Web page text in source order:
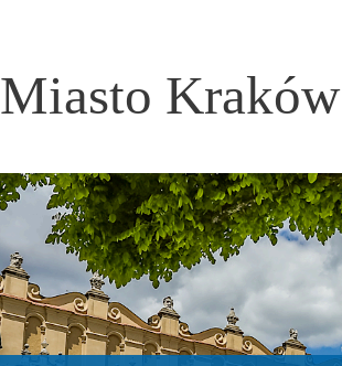
Miasto Kraków